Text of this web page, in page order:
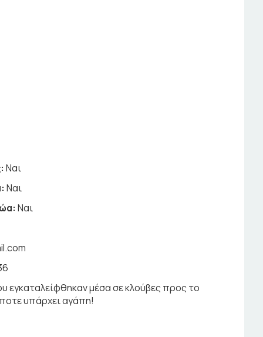
Ναι
Ναι
Ναι
εγκαταλείφθηκαν μέσα σε κλούβες προς το
υπάρχει αγάπη!